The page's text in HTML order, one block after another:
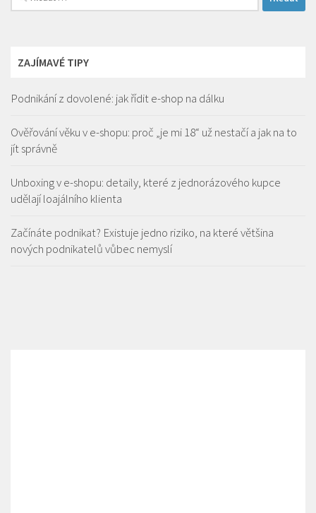
ZAJÍMAVÉ TIPY
Podnikání z dovolené: jak řídit e-shop na dálku
Ověřování věku v e-shopu: proč „je mi 18“ už nestačí a jak na to
jít správně
Unboxing v e-shopu: detaily, které z jednorázového kupce
udělají loajálního klienta
Začínáte podnikat? Existuje jedno riziko, na které většina
nových podnikatelů vůbec nemyslí